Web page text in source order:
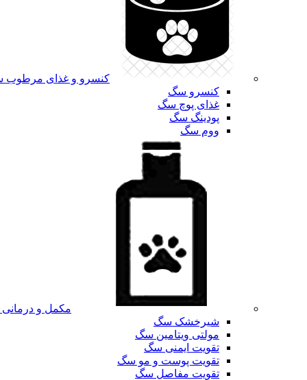
کنسرو و غذای
کنسرو سگ
غذای پوچ سگ
پودینگ سگ
ووم سگ
مکمل و
شیرخشک سگ
مولتی ویتامین سگ
تقویت ایمنی سگ
تقویت پوست و مو سگ
تقویت مفاصل سگ